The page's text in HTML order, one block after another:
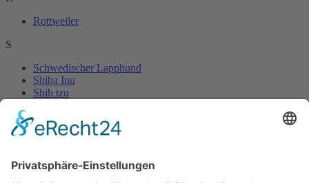
Rottweiler
S
Schwedischer Lapphund
Shiba Inu
Shih tzu
Tibet Terrier
W